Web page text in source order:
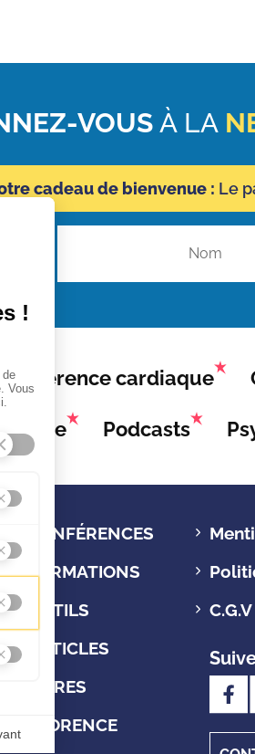
VOUS À LA
cadeau de bienvenue : Le
Cohérence cardiaque
Podcasts
CONFÉRENCES
FORMATIONS
OUTILS
ARTICLES
LIVRES
FLORENCE
C.G.V